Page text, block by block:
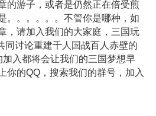
的游子，或者是仍然正在倍受煎
。。。。。。不管你是哪种，如
，请加入我们的大家庭，三国玩
同讨论重建千人国战百人赤壁的
入都将会让我们的三国梦想早
你的QQ，搜索我们的群号，加入